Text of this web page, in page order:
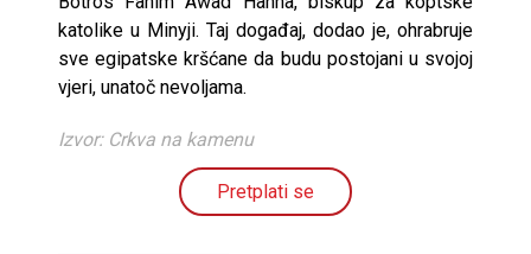
katolike u Minyji. Taj događaj, dodao je, ohrabruje
sve egipatske kršćane da budu postojani u svojoj
vjeri, unatoč nevoljama.
Izvor: Crkva na kamenu
Pretplati se